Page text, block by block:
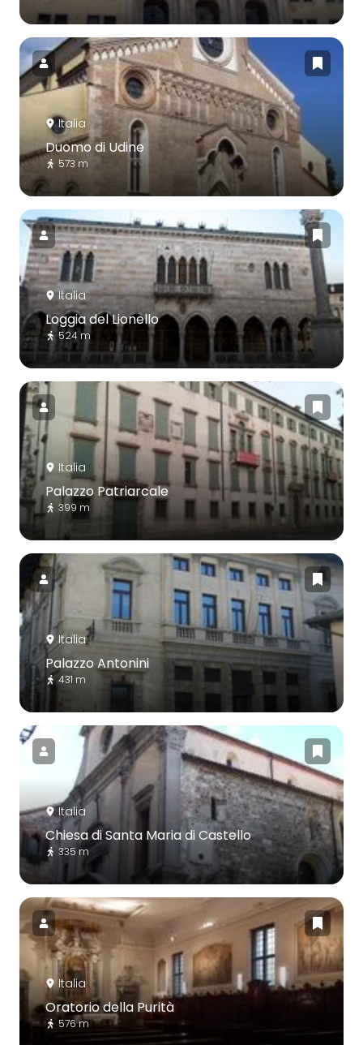
Italia
Duomo di Udine
573 m
Italia
Loggia del Lionello
524 m
Italia
Palazzo Patriarcale
399 m
Italia
Palazzo Antonini
431 m
Italia
Chiesa di Santa Maria di Castello
335 m
Italia
Oratorio della Purità
576 m